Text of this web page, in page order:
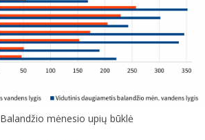
Balandžio mėnesio upių būklė